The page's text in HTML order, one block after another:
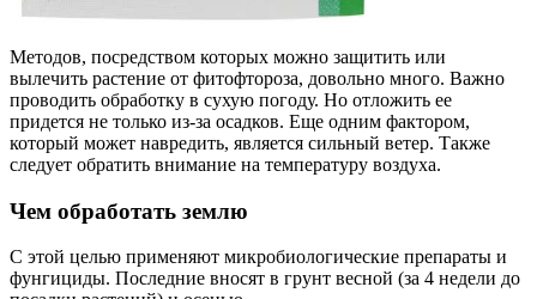
Методов, посредством которых можно защитить или
вылечить растение от фитофтороза, довольно много. Важно
проводить обработку в сухую погоду. Но отложить ее
придется не только из-за осадков. Еще одним фактором,
который может навредить, является сильный ветер. Также
следует обратить внимание на температуру воздуха.
Чем обработать землю
С этой целью применяют микробиологические препараты и
фунгициды. Последние вносят в грунт весной (за 4 недели до